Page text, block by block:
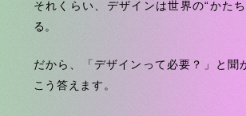
それくらい、デザインは世界の“かた
る。
だから、「デザインって必要？」と聞
こう答えます。